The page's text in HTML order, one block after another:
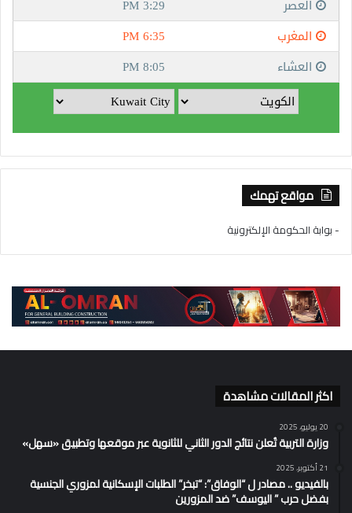
مواقع تهمك
- بوابة الحكومة الإلكترونية
اكثر المقالات مشاهدة
20 يوليو، 2025
وزارة التربية تُعلن نتائج الدور الثاني للثانوية عبر موقعها وتطبيق «سهل»
21 أكتوبر، 2025
بالفيديو .. مصادر ل “الوفاق”: “تبخر” الطلبات الإسكانية لمزوري الجنسية
بفضل حرب ” اليوسف” ضد المزورين